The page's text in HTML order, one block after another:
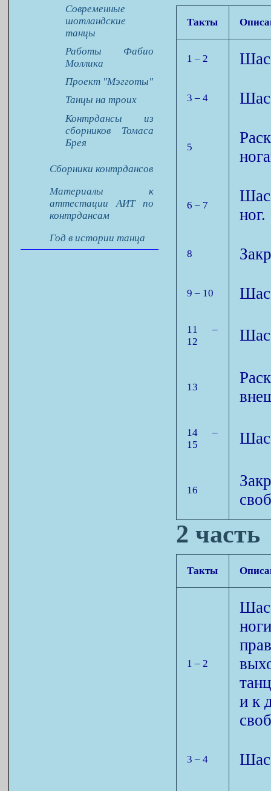
Современные
шотландские
танцы
Работы Фабио
Моллика
Проект "Мэгготы"
Танцы на троих
Контрдансы из
сборников Томаса
Брея
Сборники контрдансов
Материалы к
аттестации АИТ по
контрдансам
Год в истории танца
Такты
1 – 2
3 – 4
5
6 – 7
ног.
8
9 – 10
11 –
12
13
14 –
15
16
2 часть
Такты
1 – 2
и к
3 – 4